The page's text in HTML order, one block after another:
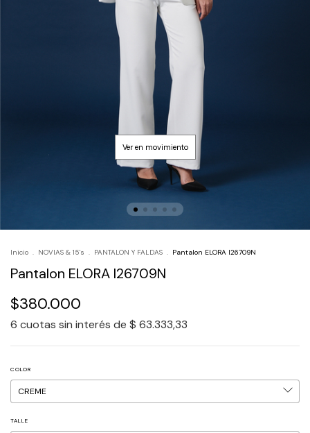
Inicio NOVIAS & 15's PANTALON Y FALDAS Pantalon ELORA I26709N
Pantalon ELORA I26709N
$380.000
6 cuotas sin interés de $ 63.333,33
COLOR
TALLE